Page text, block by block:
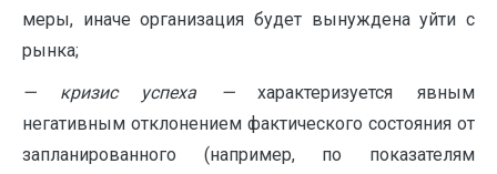
меры, иначе организация будет вынуждена уйти с
рынка;
— кризис успеха —характеризуется явным
негативным отклонением фактического состояния от
запланированного (например, по показателям